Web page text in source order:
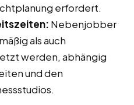
erfordert.
Nebenjobber
als auch
werden, abhängig
und den